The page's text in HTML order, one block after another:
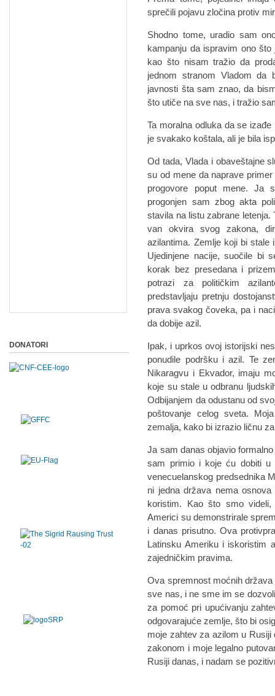
sprečili pojavu zločina protiv
Shodno tome, uradio sam
kampanju da ispravim ono
kao što nisam tražio da
jednom stranom Vladom da
javnosti šta sam znao, da
što utiče na sve nas, i tražio
Ta moralna odluka da se
je svakako koštala, ali je bila
Od tada, Vlada i obaveštajne
su od mene da naprave
progovore poput mene. Ja
progonjen sam zbog akta
stavila na listu zabrane
van okvira svog zakona,
azilantima. Zemlje koji bi stale
Ujedinjene nacije, suočile bi
korak bez presedana i
potrazi za političkim
predstavljaju pretnju
prava svakog čoveka, pa i
da dobije azil.
Ipak, i uprkos ovoj istorijski
ponudile podršku i azil. Te
Nikaragvu i Ekvador, imaju
koje su stale u odbranu
Odbijanjem da odustanu od
poštovanje celog sveta.
zemalja, kako bi izrazio ličnu
Ja sam danas objavio
sam primio i koje ću dobiti u
venecuelanskog predsednika
ni jedna država nema
koristim. Kao što smo
Americi su demonstrirale
i danas prisutno. Ova
Latinsku Ameriku i iskoristim
zajedničkim pravima.
Ova spremnost moćnih
sve nas, i ne sme im se
za pomoć pri upućivanju
odgovarajuće zemlje, što bi
moje zahtev za azilom u
zakonom i moje legalno
Rusiji danas, i nadam se
DONATORI